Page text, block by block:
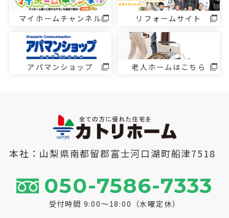
マイホームチャンネル リフォームサイト
アパマンショップ 老人ホームはこちら
本社：山梨県南都留郡富士河口湖町船津7518
050-7586-7333
受付時間 9:00～18:00（水曜定休）